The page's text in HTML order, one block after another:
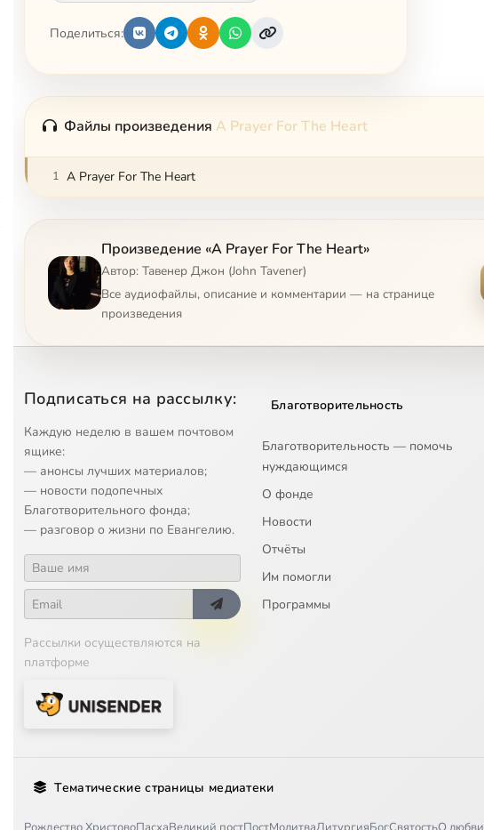
Поделиться:
Файлы произведения A Prayer For The Heart
1 A Prayer For The Heart
Произведение «A Prayer For The Heart»
Автор: Тавенер Джон (John Tavener)
Все аудиофайлы, описание и комментарии — на странице
произведения
Подписаться на рассылку:
Каждую неделю в вашем почтовом
ящике:
— анонсы лучших материалов;
— новости подопечных
Благотворительного фонда;
— разговор о жизни по Евангелию.
Рассылки осуществляются на
платформе
Благотворительность
Благотворительность — помочь
нуждающимся
О фонде
Новости
Отчёты
Им помогли
Программы
Тематические страницы медиатеки